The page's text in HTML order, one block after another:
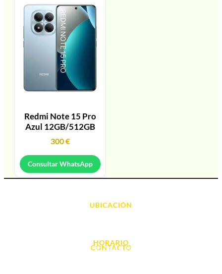
Redmi Note 15 Pro
Azul 12GB/512GB
300€
Consultar WhatsApp
UBICACIÓN
HORARIO
L. - S. 10:00h a 22:00h
CONTACTO